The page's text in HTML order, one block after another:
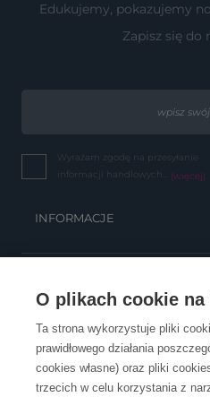
O plikach cookie
Ta strona wykorzystuje pliki
prawidłowego działania
cookies własne) oraz pliki
trzecich w celu korzystania z
Edukujemy, pokazujemy
Zapisz się do
Wyrażam zgodę na przesyłanie
informacji handlowych... (więcej)
INFORMACJE
OBSŁUGA KLIENTA
KONTAKT